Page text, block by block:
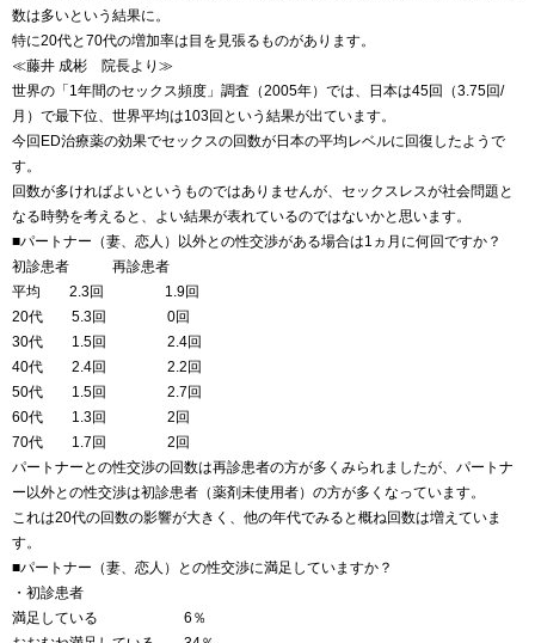
数は多いという結果に。
特に20代と70代の増加率は目を見張るものがあります。
≪藤井 成彬 院長より≫
世界の「1年間のセックス頻度」調査（2005年）では、日本は45回（3.75回/
月）で最下位、世界平均は103回という結果が出ています。
今回ED治療薬の効果でセックスの回数が日本の平均レベルに回復したようで
す。
回数が多ければよいというものではありませんが、セックスレスが社会問題と
なる時勢を考えると、よい結果が表れているのではないかと思います。
■パートナー（妻、恋人）以外との性交渉がある場合は1ヵ月に何回ですか？
初診患者 再診患者
平均 2.3回 1.9回
20代 5.3回 0回
30代 1.5回 2.4回
40代 2.4回 2.2回
50代 1.5回 2.7回
60代 1.3回 2回
70代 1.7回 2回
パートナーとの性交渉の回数は再診患者の方が多くみられましたが、パートナ
ー以外との性交渉は初診患者（薬剤未使用者）の方が多くなっています。
これは20代の回数の影響が大きく、他の年代でみると概ね回数は増えていま
す。
■パートナー（妻、恋人）との性交渉に満足していますか？
・初診患者
満足している 6％